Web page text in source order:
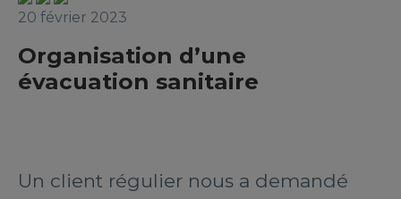
20 février 2023
Organisation d’une
évacuation sanitaire
Un client régulier nous a demandé